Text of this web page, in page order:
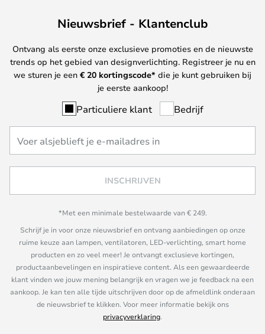
Nieuwsbrief - Klantenclub
Ontvang als eerste onze exclusieve promoties en de nieuwste
trends op het gebied van designverlichting. Registreer je nu en
we sturen je een € 20 kortingscode* die je kunt gebruiken bij
je eerste aankoop!
Particuliere klant Bedrijf
INSCHRIJVEN
*Met een minimale bestelwaarde van € 249.
Schrijf je in voor onze nieuwsbrief en ontvang aanbiedingen op onze
ruime keuze aan lampen, ventilatoren, LED-verlichting, smart home
producten en zo veel meer! Je ontvangt exclusieve kortingen,
productaanbevelingen en inspiratieve content. Als een gewaardeerde
klant vinden we jouw mening belangrijk en vragen we je feedback na een
aankoop. Je kan ten alle tijde uitschrijven door op de afmeldlink onderaan
de nieuwsbrief te klikken. Voor meer informatie bekijk ons
privacyverklaring.